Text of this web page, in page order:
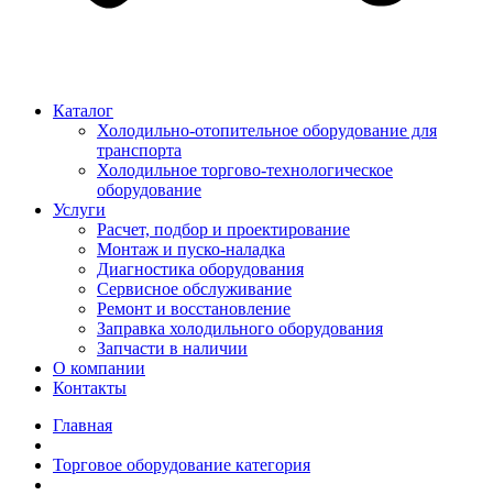
Каталог
Холодильно-отопительное оборудование для
транспорта
Холодильное торгово-технологическое
оборудование
Услуги
Расчет, подбор и проектирование
Монтаж и пуско-наладка
Диагностика оборудования
Сервисное обслуживание
Ремонт и восстановление
Заправка холодильного оборудования
Запчасти в наличии
О компании
Контакты
Главная
Торговое оборудование категория